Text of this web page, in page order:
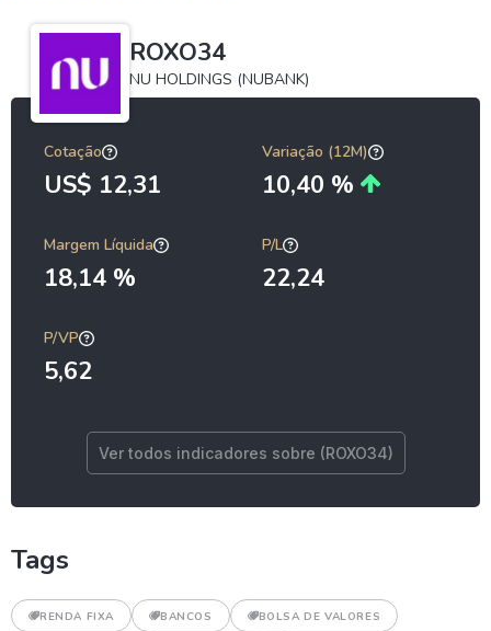
ROXO34
NU HOLDINGS (NUBANK)
Cotação
US$ 12,31
Variação (12M)
10,40 %
Margem Líquida
18,14 %
P/L
22,24
P/VP
5,62
Ver todos indicadores sobre (ROXO34)
Tags
RENDA FIXA BANCOS BOLSA DE VALORES